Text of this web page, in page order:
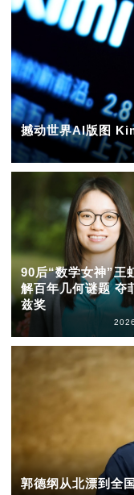
撼动世界AI版图
90后“数学女神”王
解百年几何谜题 夺
兹奖
郭德纲从北漂到全